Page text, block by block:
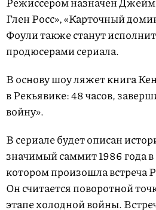
Глен Росс», «Карточный
Фоули также станут
продюсерами сериала.
В основу шоу ляжет книга
в Рекьявике: 48 часов,
войну».
В сериале будет описан
значимый саммит 1986 года
котором произошла встреча
Он считается поворотной
этапе холодной войны.